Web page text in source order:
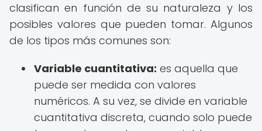
clasifican en función de su naturaleza y los
posibles valores que pueden tomar. Algunos
de los tipos más comunes son:
Variable cuantitativa: es aquella que
puede ser medida con valores
numéricos. A su vez, se divide en variable
cuantitativa discreta, cuando solo puede